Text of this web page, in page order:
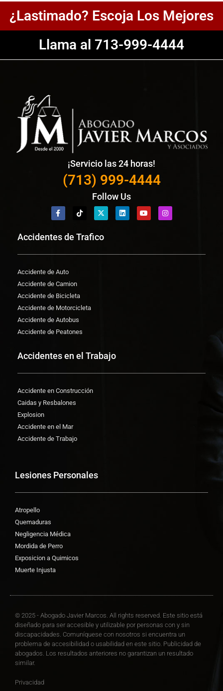
¿Lastimado? Escoja Los Mejores
Llama al 713-999-4444
¡Servicio las 24 horas!
(713) 999-4444
Follow Us
Accidentes de Trafico
Accidente de Auto
Accidente de Camion
Accidente de Bicicleta
Accidente de Motorcicleta
Accidente de Autobus
Accidente de Peatones
Accidentes en el Trabajo
Accidente en Construcción
Caidas y Resbalones
Explosion
Accidente en el Mar
Accidente de Trabajo
Lesiones Personales
Atropello
Quemaduras
Negligencia Médica
Mordida de Perro
Exposicion a Quimicos
Muerte Injusta
© 2025 - Abogado Javier Marcos. All rights reserved. Este sitio está
diseñado para ser accesible y utilizable por personas con y sin
discapacidades. Comuníquese con nosotros si encuentra un
problema de accesibilidad o usabilidad en este sitio. Publicidad de
abogados. Los resultados anteriores no garantizan un resultado
similar.
Privacidad